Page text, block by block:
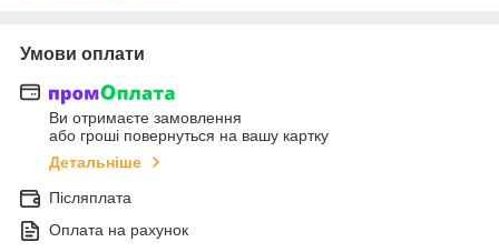
Умови оплати
Ви отримаєте замовлення
або гроші повернуться на вашу картку
Детальніше
Післяплата
Оплата на рахунок